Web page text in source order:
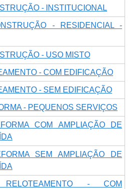
- INSTITUCIONAL
- RESIDENCIAL -
- USO MISTO
- COM EDIFICAÇÃO
- SEM EDIFICAÇÃO
- PEQUENOS SERVIÇOS
COM AMPLIAÇÃO DE
SEM AMPLIAÇÃO DE
- COM